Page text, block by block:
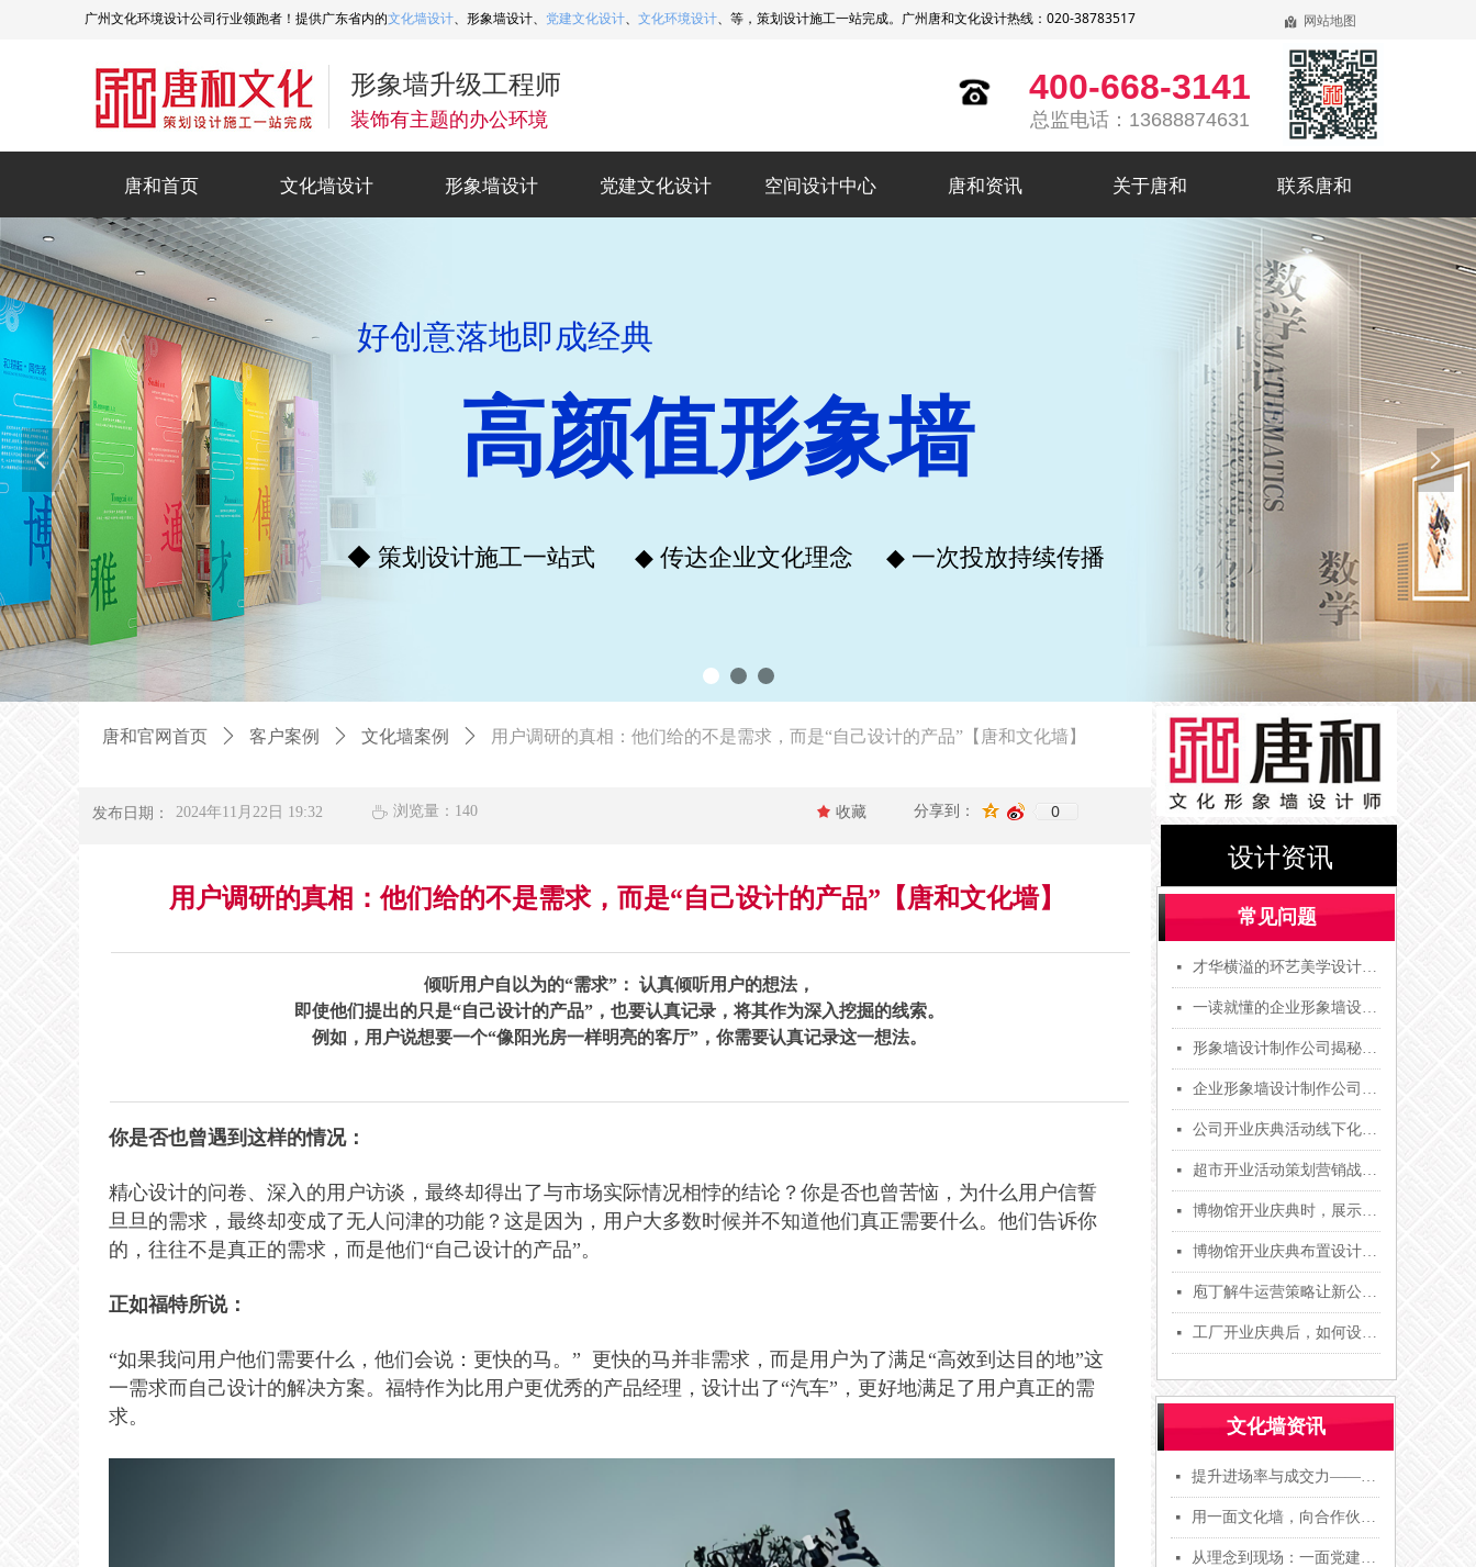
形象墙升级工程师
装饰有主题的办公环境
400-668-3141
总监电话：13688874631
广州文化环境设计公司行业领跑者！提供广东省内的文化墙设计、形象墙设计、 党建文化设计、 文化环境设计、等，策划设计施工一站完成。广州唐和文化设计热线：020-38783517 낕 网站地图
唐和首页
唐和首页
文化墙设计 形象墙设计 党建文化设计 空间设计中心 唐和资讯 关于唐和 联系唐和
联系唐和
唐和官网首页 用户调研的真相：他们给的不是需求，而是“自己设计的产品”【唐和文化墙】
高颜值形象墙
好创意落地即成经典
◆ 策划设计施工一站式 ◆ 传达企业文化理念 ◆ 一次投放持续传播
企业文化展示执行
14年文化美学执行经验
넳 넲
넷 才华横溢的环艺美学设计专业的学子，疫情之下两大深造出路！[商业美陈]
넷 一读就懂的企业形象墙设计制作-企业形象墙设计公司推荐
넷 形象墙设计制作公司揭秘墙面装饰设计的几种形式（配图）「经验分享」-唐和
넷 企业形象墙设计制作公司五大步骤流程环环相扣「专业分享」
넷 公司开业庆典活动线下化，让面对面接触过程中走进用户内心【唐和文化】
넷 超市开业活动策划营销战略设计如何更合理？【唐和文化】
넷 博物馆开业庆典时，展示区布置要注意哪些【唐和文化】
넷 博物馆开业庆典布置设计风格要注意哪些？【唐和文化】
넷 庖丁解牛运营策略让新公司开业庆典活动更能准确抓住市场机会【唐和文化】
넷 工厂开业庆典后，如何设计产品计划符合市场需求？【唐和文化】
常见问题
设计资讯
文化墙资讯
넷 提升进场率与成交力——用文化墙与接待区升级，为展会与招商造势【唐和文化】
넷 用一面文化墙，向合作伙伴与员工传递新的年度战略与品牌决心【唐和文化】
넷 从理念到现场：一面党建文化墙的落地纪实【唐和文化】
唐和官网首页 ꄲ 客户案例 ꄲ 文化墙案例 ꄲ 用户调研的真相：他们给的不是需求，而是“自己设计的产品”【唐和文化墙】
用户调研的真相：他们给的不是需求，而是“自己设计的产品”【唐和文化墙】
你是否也曾遇到这样的情况：
精心设计的问卷、深入的用户访谈，最终却得出了与市场实际情况相悖的结论？你是否也曾苦恼，为什么用户信誓
旦旦的需求，最终却变成了无人问津的功能？这是因为，用户大多数时候并不知道他们真正需要什么。他们告诉你
的，往往不是真正的需求，而是他们“自己设计的产品”。
正如福特所说：
“如果我问用户他们需要什么，他们会说：更快的马。” 更快的马并非需求，而是用户为了满足“高效到达目的地”这
一需求而自己设计的解决方案。福特作为比用户更优秀的产品经理，设计出了“汽车”，更好地满足了用户真正的需
求。
2024年11月22日 19:32 ꄘ 浏览量： 140 끄 收藏
发布日期： 分享到： 0
倾听用户自以为的“需求”： 认真倾听用户的想法，
即使他们提出的只是“自己设计的产品”，也要认真记录，将其作为深入挖掘的线索。
例如，用户说想要一个“像阳光房一样明亮的客厅”，你需要认真记录这一想法。